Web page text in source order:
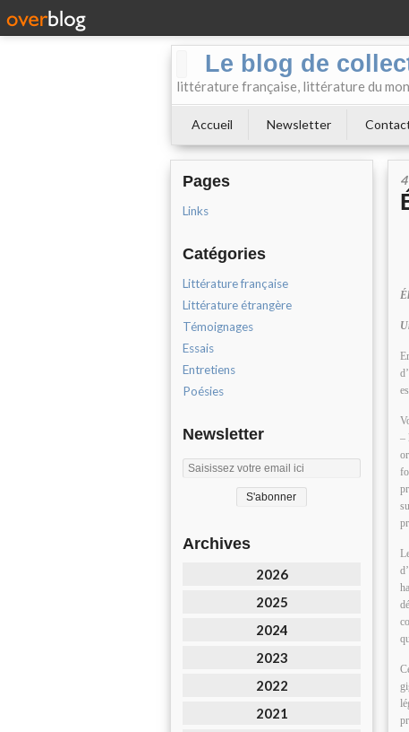
Le blog de
littérature française, littérature du
Accueil Newsletter
Pages
Links
Catégories
Littérature française
Littérature étrangère
Témoignages
Essais
Entretiens
Poésies
Newsletter
Archives
2026
2025
2024
2023
2022
2021
–